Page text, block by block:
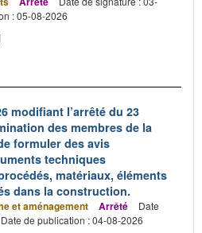
: 05-08-2026
modifiant l’arrêté du 23
des membres de la
formuler des avis
techniques
matériaux, éléments
dans la construction.
et aménagement Arrêté
Date
Date de publication : 04-08-2026